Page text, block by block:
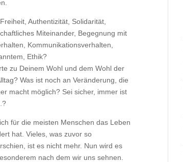
Authentizität, Solidarität,
Miteinander, Begegnung mit
Kommunikationsverhalten,
Ethik?
zu Deinem Wohl und dem Wohl der
Was ist noch an Veränderung, die
macht möglich? Sei sicher, immer ist
für die meisten Menschen das Leben
hat. Vieles, was zuvor so
ist es nicht mehr. Nun wird es
nach dem wir uns sehnen.